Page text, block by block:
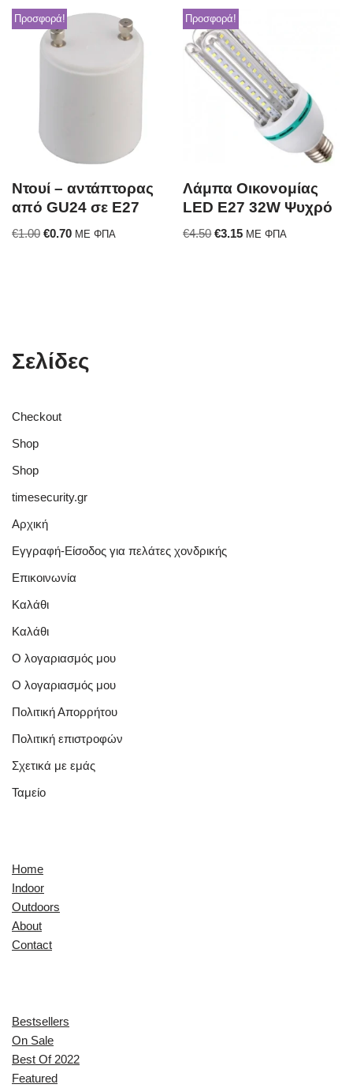
Προσφορά!
Ντουί – αντάπτορας
από GU24 σε E27
€1.00 €0.70 ΜΕ ΦΠΑ
Προσφορά!
Λάμπα Οικονομίας
LED E27 32W Ψυχρό
€4.50 €3.15 ΜΕ ΦΠΑ
Σελίδες
Checkout
Shop
Shop
timesecurity.gr
Αρχική
Εγγραφή-Είσοδος για πελάτες χονδρικής
Επικοινωνία
Καλάθι
Καλάθι
Ο λογαριασμός μου
Ο λογαριασμός μου
Πολιτική Απορρήτου
Πολιτική επιστροφών
Σχετικά με εμάς
Ταμείο
Home
Indoor
Outdoors
About
Contact
Bestsellers
On Sale
Best Of 2022
Featured